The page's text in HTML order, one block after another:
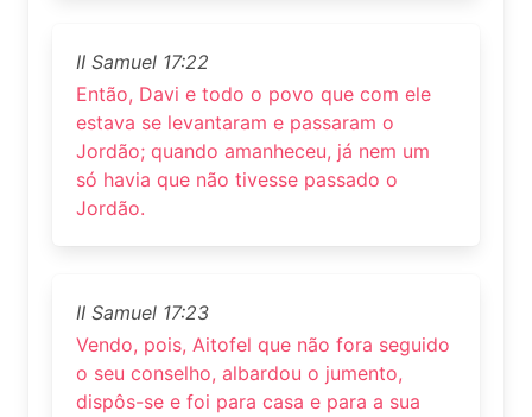
II Samuel 17:22
Então, Davi e todo o povo que com ele
estava se levantaram e passaram o
Jordão; quando amanheceu, já nem um
só havia que não tivesse passado o
Jordão.
II Samuel 17:23
Vendo, pois, Aitofel que não fora seguido
o seu conselho, albardou o jumento,
dispôs-se e foi para casa e para a sua